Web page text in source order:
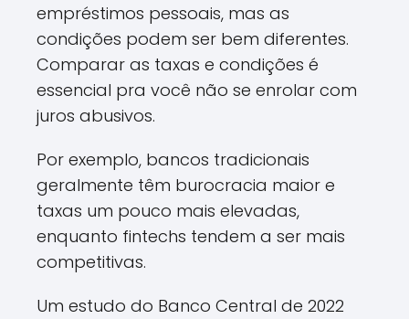
empréstimos pessoais, mas as
condições podem ser bem diferentes.
Comparar as taxas e condições é
essencial pra você não se enrolar com
juros abusivos.
Por exemplo, bancos tradicionais
geralmente têm burocracia maior e
taxas um pouco mais elevadas,
enquanto fintechs tendem a ser mais
competitivas.
Um estudo do Banco Central de 2022